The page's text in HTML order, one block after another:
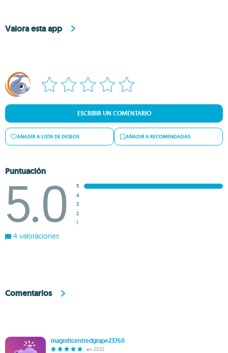
Valora esta app
ESCRIBIR UN COMENTARIO
AÑADIR A LISTA DE DESEOS AÑADIR A RECOMENDADAS
Puntuación
5.0
5
4
3
2
1
4 valoraciones
Comentarios
magnificentredgrape23760
en 2022